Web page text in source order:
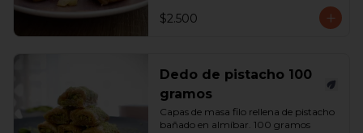
$2.500
Dedo de pistacho 100
gramos
Capas de masa filo rellena de pistacho
bañado en almíbar. 100 gramos